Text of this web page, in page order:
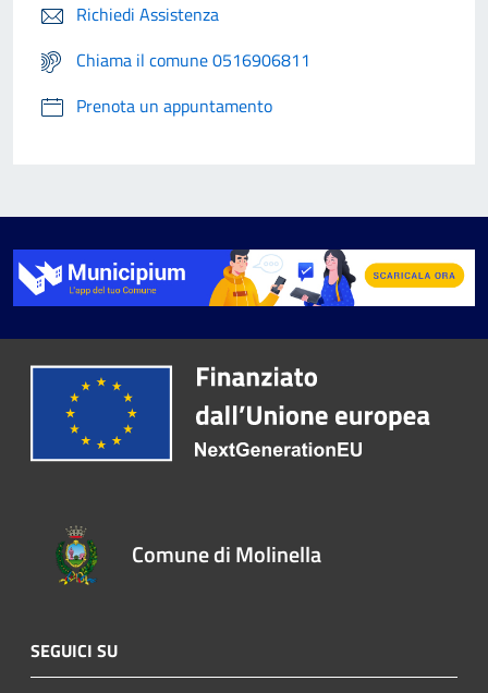
Richiedi Assistenza
Chiama il comune 0516906811
Prenota un appuntamento
Comune di Molinella
SEGUICI SU